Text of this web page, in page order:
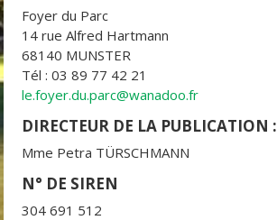
Foyer du Parc
14 rue Alfred Hartmann
68140 MUNSTER
Tél : 03 89 77 42 21
le.foyer.du.parc@wanadoo.fr
DIRECTEUR DE LA PUBLICATION :
Mme Petra TÜRSCHMANN
N° DE SIREN
304 691 512